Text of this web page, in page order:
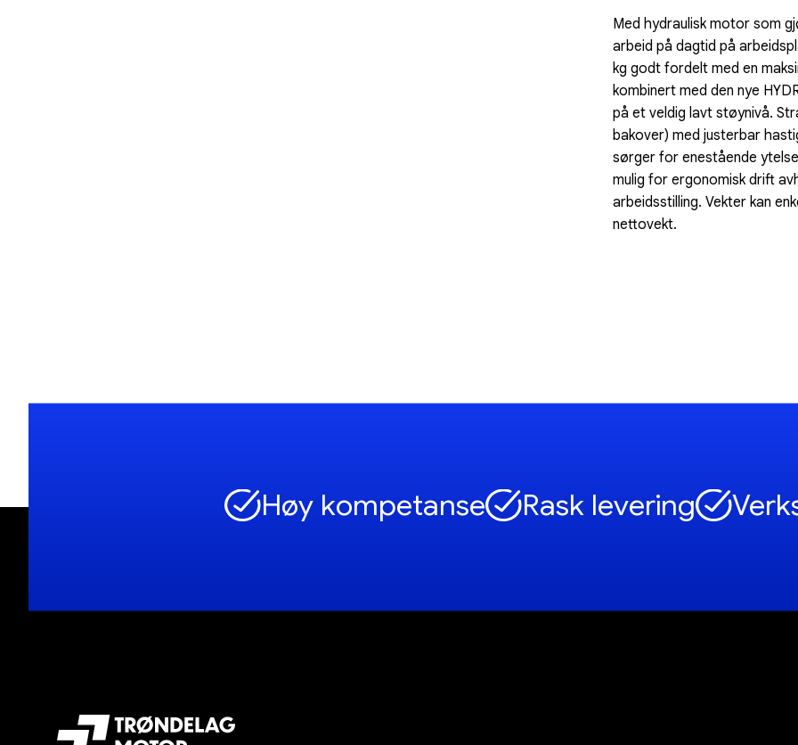
Med hydraulisk motor som
arbeid på dagtid på
kg godt fordelt med en
kombinert med den nye
på et veldig lavt støynivå.
bakover) med justerbar
sørger for enestående
mulig for ergonomisk drift
arbeidsstilling. Vekter kan
nettovekt.
Høy kompetanse Rask levering